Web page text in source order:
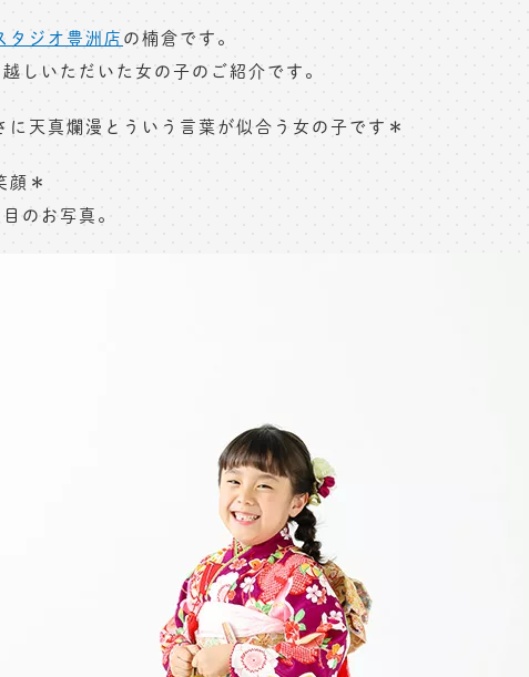
タジオ豊洲店の楠倉です。
しいただいた女の子のご紹介です。
に天真爛漫とういう言葉が似合う女の子です＊
顔＊
のお写真。